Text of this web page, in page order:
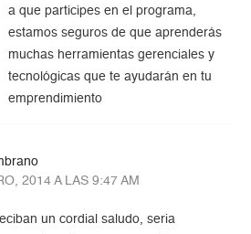
a que participes en el programa,
estamos seguros de que aprenderás
muchas herramientas gerenciales y
tecnológicas que te ayudarán en tu
emprendimiento
2014 A LAS 9:47 AM
un cordial saludo, seria